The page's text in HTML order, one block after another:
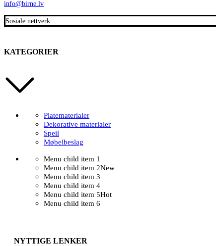
info@birne.lv
Sosiale nettverk:
KATEGORIER
Platematerialer
Dekorative materialer
Speil
Møbelbeslag
Menu child item 1
Menu child item 2New
Menu child item 3
Menu child item 4
Menu child item 5Hot
Menu child item 6
NYTTIGE LENKER